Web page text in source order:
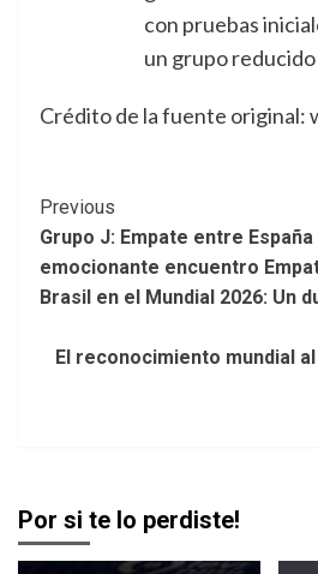
con pruebas
un grupo
Crédito de la fuente original:
Post
Navigation
Previous
Grupo J: Empate entre
emocionante encuentro
Brasil en el Mundial 2026: Un
El reconocimiento mundial
Por si te lo perdiste!